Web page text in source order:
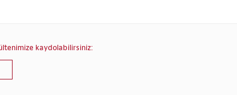
kaydolabilirsiniz: